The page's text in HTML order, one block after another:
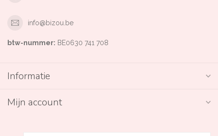
info@bizou.be
btw-nummer: BE0630 741 708
Informatie
Mijn account